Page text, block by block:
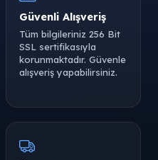
Güvenli Alışveriş
Tüm bilgileriniz 256 Bit
SSL sertifikasıyla
korunmaktadır. Güvenle
alışveriş yapabilirsiniz.